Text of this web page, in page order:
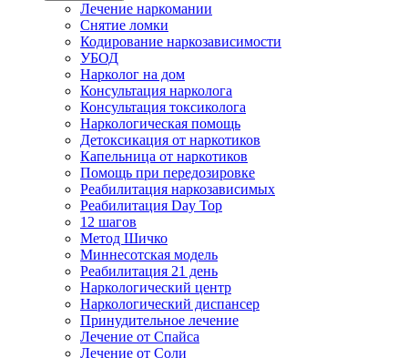
Лечение наркомании
Снятие ломки
Кодирование наркозависимости
УБОД
Нарколог на дом
Консультация нарколога
Консультация токсиколога
Наркологическая помощь
Детоксикация от наркотиков
Капельница от наркотиков
Помощь при передозировке
Реабилитация наркозависимых
Реабилитация Day Top
12 шагов
Метод Шичко
Миннесотская модель
Реабилитация 21 день
Наркологический центр
Наркологический диспансер
Принудительное лечение
Лечение от Спайса
Лечение от Соли